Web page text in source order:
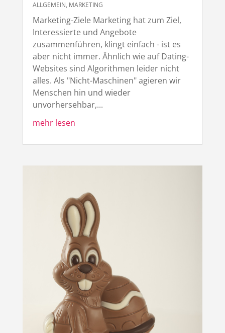
ALLGEMEIN, MARKETING
Marketing-Ziele Marketing hat zum Ziel,
Interessierte und Angebote
zusammenführen, klingt einfach - ist es
aber nicht immer. Ähnlich wie auf Dating-
Websites sind Algorithmen leider nicht
alles. Als "Nicht-Maschinen" agieren wir
Menschen hin und wieder
unvorhersehbar,...
mehr lesen